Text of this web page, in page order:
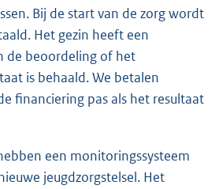
Bij de start van de zorg wordt
Het gezin heeft een
de beoordeling of het
is behaald. We betalen
financiering pas als het resultaat
een monitoringssysteem
jeugdzorgstelsel. Het